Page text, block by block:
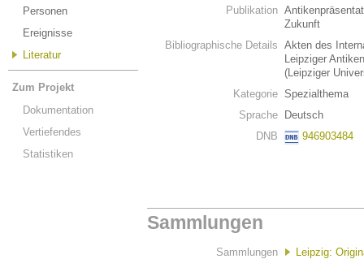
Personen
Ereignisse
Literatur
Zum Projekt
Dokumentation
Vertiefendes
Statistiken
Publikation
Zukunft
Bibliographische Details Akten des
Leipziger
(Leipziger
Kategorie Spezialthema
Sprache
Deutsch
DNB
946903484
Sammlungen
Sammlungen
Leipzig: